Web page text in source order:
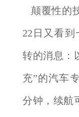
颠覆性的
22日又看
转的消息：
充”的汽车
分钟，续航